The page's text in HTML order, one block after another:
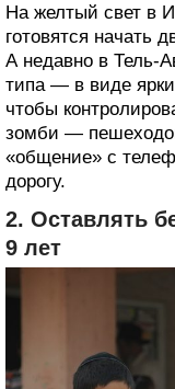
На желтый свет в
готовятся начать
А недавно в Тель-
типа — в виде
чтобы
зомби —
«общение» с
дорогу.
2. Оставлять
9 лет